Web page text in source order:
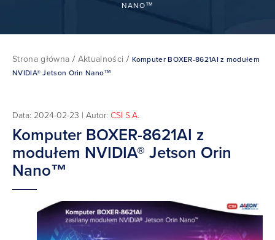
NANO™
Strona główna / Aktualności / Komputer BOXER-8621AI z modułem
NVIDIA® Jetson Orin Nano™
Data: 2024-02-23 | Autor: CSI S.A.
Komputer BOXER-8621AI z
modułem NVIDIA® Jetson Orin
Nano™